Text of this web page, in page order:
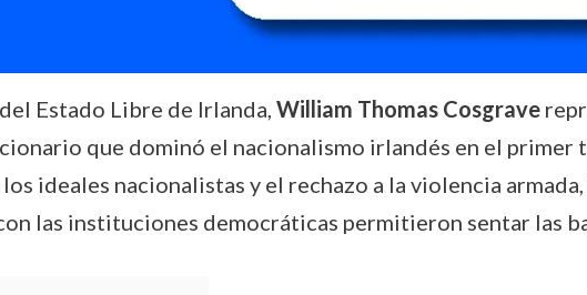
Estado Libre de Irlanda, William Thomas Cosgrave
que dominó el nacionalismo irlandés en el primer
ideales nacionalistas y el rechazo a la violencia
las instituciones democráticas permitieron sentar las